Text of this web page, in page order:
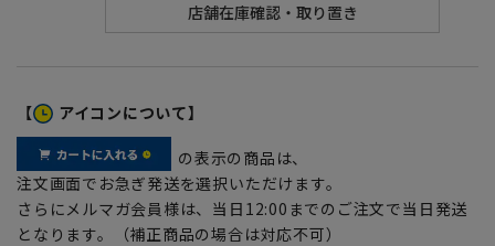
【 アイコンについて】
の表示の商品は、
注文画面でお急ぎ発送を選択いただけます。
さらにメルマガ会員様は、当日12:00までのご注文で当日発送
となります。（補正商品の場合は対応不可）